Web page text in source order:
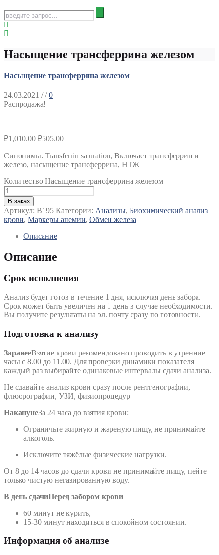
Насыщение трансферрина железом
Насыщение трансферрина железом
24.03.2021 / /0
Распродажа!
₽1,010.00 ₽505.00
Синонимы: Transferrin saturation, Включает трансферрин и
железо, насыщение трансферрина, НТЖ
Количество Насыщение трансферрина железом
В заказ
Артикул: B195 Категории: Анализы, Биохимический анализ
крови, Маркеры анемии, Обмен железа
Описание
Описание
Срок исполнения
Анализ будет готов в течение 1 дня, исключая день забора.
Срок может быть увеличен на 1 день в случае необходимости.
Вы получите результаты на эл. почту сразу по готовности.
Подготовка к анализу
ЗаранееВзятие крови рекомендовано проводить в утренние
часы с 8.00 до 11.00. Для проверки динамики показателя
каждый раз выбирайте одинаковые интервалы сдачи анализа.
Не сдавайте анализ крови сразу после рентгенографии,
флюорографии, УЗИ, физиопроцедур.
НаканунеЗа 24 часа до взятия крови:
Ограничьте жирную и жареную пищу, не принимайте
алкоголь.
Исключите тяжёлые физические нагрузки.
От 8 до 14 часов до сдачи крови не принимайте пищу, пейте
только чистую негазированную воду.
В день сдачиПеред забором крови
60 минут не курить,
15-30 минут находиться в спокойном состоянии.
Информация об анализе